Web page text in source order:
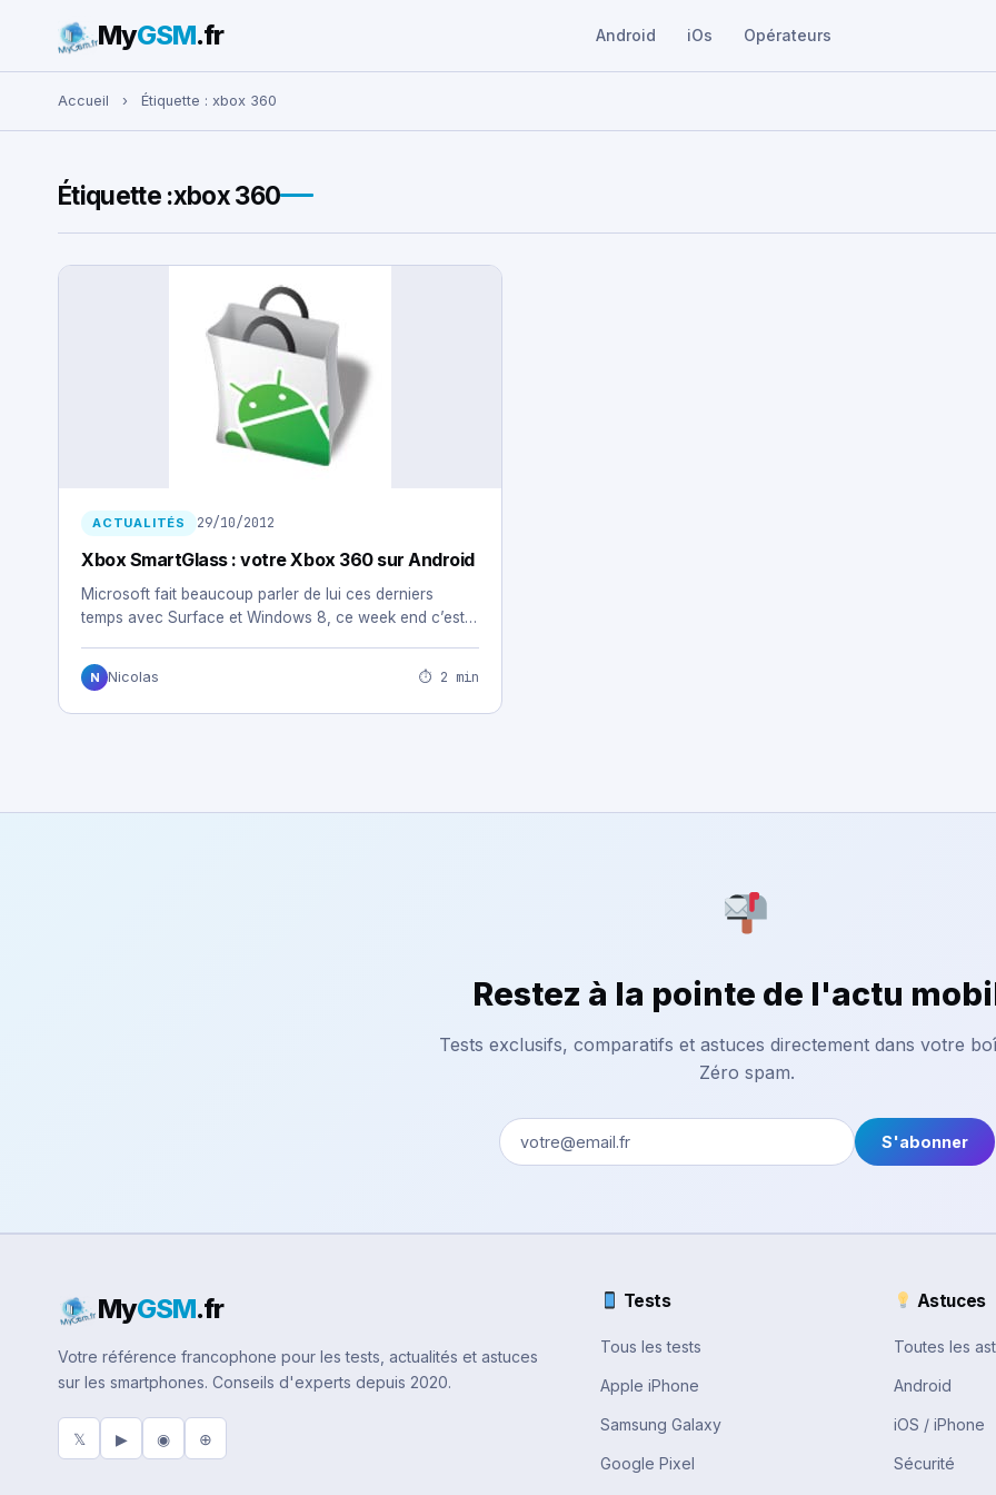
Rechercher :
MyGSM.fr Android iOs Opérateurs
Accueil › Étiquette : xbox 360
Étiquette :xbox 360
ACTUALITÉS 29/10/2012
Xbox SmartGlass : votre Xbox 360 sur Android
Microsoft fait beaucoup parler de lui ces derniers
temps avec Surface et Windows 8, ce week end c’est…
N Nicolas ⏱ 2 min
Restez à la pointe de l'actu
Tests exclusifs, comparatifs et astuces directement dans votre
Zéro spam.
S'abonner
MyGSM.fr
Votre référence francophone pour les tests, actualités et astuces
sur les smartphones. Conseils d'experts depuis 2020.
𝕏 ▶ ◉ ⊕
Tests
Tous les tests
Apple iPhone
Samsung Galaxy
Google Pixel
Astuces
Toutes les
Android
iOS / iPhone
Sécurité